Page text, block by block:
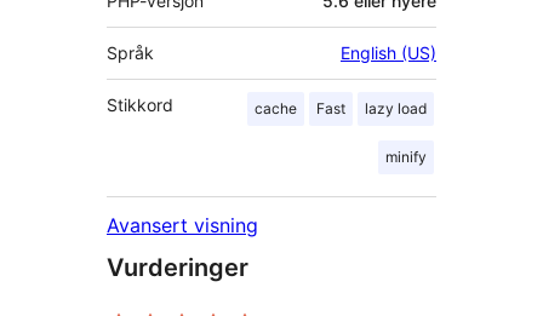
Språk English (US)
Stikkord cache Fast lazy load
minify
Avansert visning
Vurderinger